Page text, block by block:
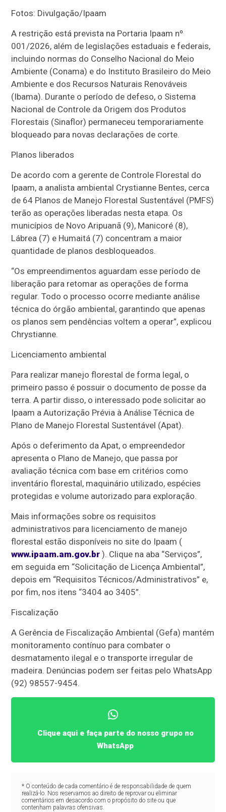
Fotos: Divulgação/Ipaam
A restrição está prevista na Portaria Ipaam nº
001/2026, além de legislações estaduais e federais,
incluindo normas do Conselho Nacional do Meio
Ambiente (Conama) e do Instituto Brasileiro do Meio
Ambiente e dos Recursos Naturais Renováveis
(Ibama). Durante o período de defeso, o Sistema
Nacional de Controle da Origem dos Produtos
Florestais (Sinaflor) permaneceu temporariamente
bloqueado para novas declarações de corte.
Planos liberados
De acordo com a gerente de Controle Florestal do
Ipaam, a analista ambiental Crystianne Bentes, cerca
de 64 Planos de Manejo Florestal Sustentável (PMFS)
terão as operações liberadas nesta etapa. Os
municípios de Novo Aripuanã (9), Manicoré (8),
Lábrea (7) e Humaitá (7) concentram a maior
quantidade de planos desbloqueados.
“Os empreendimentos aguardam esse período de
liberação para retomar as operações de forma
regular. Todo o processo ocorre mediante análise
técnica do órgão ambiental, garantindo que apenas
os planos sem pendências voltem a operar”, explicou
Chrystianne.
Licenciamento ambiental
Para realizar manejo florestal de forma legal, o
primeiro passo é possuir o documento de posse da
terra. A partir disso, o interessado pode solicitar ao
Ipaam a Autorização Prévia à Análise Técnica de
Plano de Manejo Florestal Sustentável (Apat).
Após o deferimento da Apat, o empreendedor
apresenta o Plano de Manejo, que passa por
avaliação técnica com base em critérios como
inventário florestal, maquinário utilizado, espécies
protegidas e volume autorizado para exploração.
Mais informações sobre os requisitos
administrativos para licenciamento de manejo
florestal estão disponíveis no site do Ipaam (
www.ipaam.am.gov.br ). Clique na aba “Serviços”,
em seguida em “Solicitação de Licença Ambiental”,
depois em “Requisitos Técnicos/Administrativos” e,
por fim, nos itens “3404 ao 3405”.
Fiscalização
A Gerência de Fiscalização Ambiental (Gefa) mantém
monitoramento contínuo para combater o
desmatamento ilegal e o transporte irregular de
madeira. Denúncias podem ser feitas pelo WhatsApp
(92) 98557-9454.
Clique aqui e faça parte do nosso grupo no
WhatsApp
* O conteúdo de cada comentário é de responsabilidade de quem
realizá-lo. Nos reservamos ao direito de reprovar ou eliminar
comentários em desacordo com o propósito do site ou que
contenham palavras ofensivas.